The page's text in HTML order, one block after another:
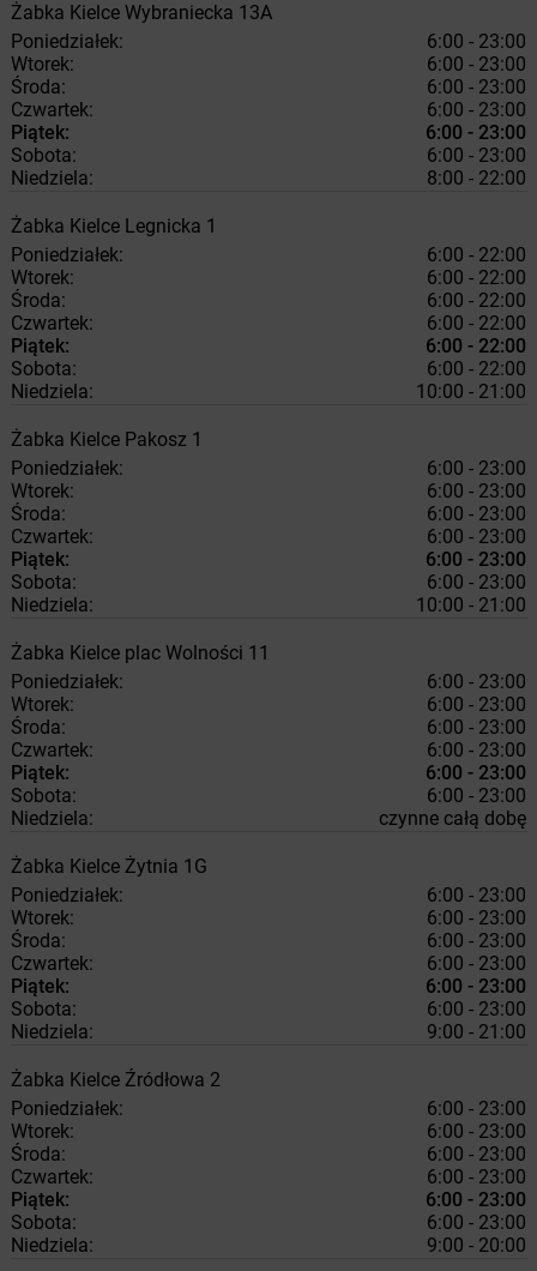
Żabka Kielce Wybraniecka 13A
Poniedziałek:
6:00 - 23:00
Wtorek:
6:00 - 23:00
Środa:
6:00 - 23:00
Czwartek:
6:00 - 23:00
Piątek:
6:00 - 23:00
Sobota:
6:00 - 23:00
Niedziela:
8:00 - 22:00
Żabka Kielce Legnicka 1
Poniedziałek:
6:00 - 22:00
Wtorek:
6:00 - 22:00
Środa:
6:00 - 22:00
Czwartek:
6:00 - 22:00
Piątek:
6:00 - 22:00
Sobota:
6:00 - 22:00
Niedziela:
10:00 - 21:00
Żabka Kielce Pakosz 1
Poniedziałek:
6:00 - 23:00
Wtorek:
6:00 - 23:00
Środa:
6:00 - 23:00
Czwartek:
6:00 - 23:00
Piątek:
6:00 - 23:00
Sobota:
6:00 - 23:00
Niedziela:
10:00 - 21:00
Żabka Kielce plac Wolności 11
Poniedziałek:
6:00 - 23:00
Wtorek:
6:00 - 23:00
Środa:
6:00 - 23:00
Czwartek:
6:00 - 23:00
Piątek:
6:00 - 23:00
Sobota:
6:00 - 23:00
Niedziela:
czynne całą dobę
Żabka Kielce Żytnia 1G
Poniedziałek:
6:00 - 23:00
Wtorek:
6:00 - 23:00
Środa:
6:00 - 23:00
Czwartek:
6:00 - 23:00
Piątek:
6:00 - 23:00
Sobota:
6:00 - 23:00
Niedziela:
9:00 - 21:00
Żabka Kielce Źródłowa 2
Poniedziałek:
6:00 - 23:00
Wtorek:
6:00 - 23:00
Środa:
6:00 - 23:00
Czwartek:
6:00 - 23:00
Piątek:
6:00 - 23:00
Sobota:
6:00 - 23:00
Niedziela:
9:00 - 20:00